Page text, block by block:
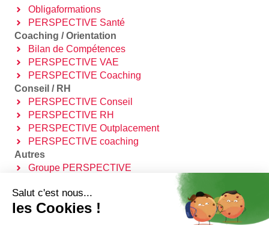
PERSPECTIVE Coaching
Conseil / RH
PERSPECTIVE Conseil
PERSPECTIVE RH
PERSPECTIVE Outplacement
PERSPECTIVE coaching
Autres
Groupe PERSPECTIVE
Certification QUALIOPI
Trouver Mon OPCO
Contact
2 AV. DU RAY - 06100 NICE
04 85 69 42 74⁩
Faites carrière chez PERSPECTIVE
Groupe PERSPECTIVE
Découvrir le Groupe PERSPECTIVE
Faire une réclamation
Salut c'est nous...
les Cookies !